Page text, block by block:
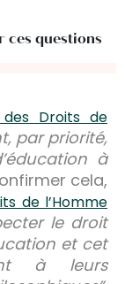
ces questions
des Droits de
par priorité,
à
cela,
de l’Homme
le droit
et cet
à leurs